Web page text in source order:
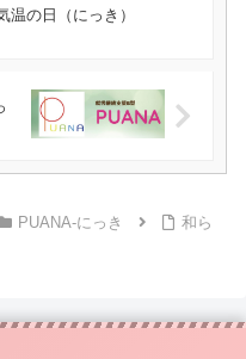
温の日（にっき）
PUANA-にっき
和ら